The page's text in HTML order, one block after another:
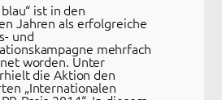
ist in den
Jahren als erfolgreiche
und
mehrfach
worden. Unter
die Aktion den
„Internationalen